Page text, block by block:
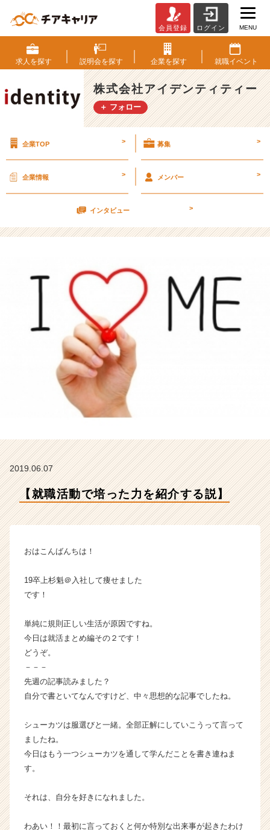
職
活
動
で
培
っ
紹
る
説】
式
ア
イ
テ
ィ
テ
ィ
ー
の
タ
ラ
ベ
ン
ャ
企
ス
カ
が
届
く
活
イ
ア
キ
会員登録 ログイン MENU
求人を探す 説明会を探す 企業を探す 就職イベント
株式会社アイデンティティー
＋ フォロー
企業TOP > 募集 >
企業情報 > メンバー >
インタビュー >
2019.06.07
【就職活動で培った力を紹介する説】
おはこんばんちは！
19卒上杉魁＠入社して痩せました
です！
単純に規則正しい生活が原因ですね。
今日は就活まとめ編その２です！
どうぞ。
－－－
先週の記事読みました？
自分で書といてなんですけど、中々思想的な記事でしたね。
シューカツは服選びと一緒。全部正解にしていこうって言って
ましたね。
今日はもう一つシューカツを通して学んだことを書き連ねま
す。
それは、自分を好きになれました。
わあい！！最初に言っておくと何か特別な出来事が起きたわけ